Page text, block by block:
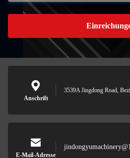
Anschrift
3539A Jingdong Road,
E-Mail-Adresse